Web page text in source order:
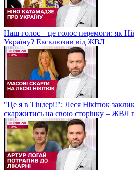
Наш голос – це голос перемоги: як
Україну? Ексклюзив від ЖВЛ
"Це я в Тіндері!": Леся Нікітюк
скаржитись на свою сторінку – ЖВЛ